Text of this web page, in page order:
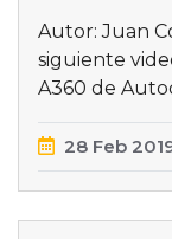
Autor: Juan
siguiente
A360 de
28 Feb